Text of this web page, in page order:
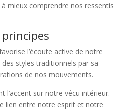
mieux comprendre nos ressentis
l’écoute active de notre
des styles traditionnels par sa
de nos mouvements.
l’accent sur notre vécu intérieur.
lien entre notre esprit et notre